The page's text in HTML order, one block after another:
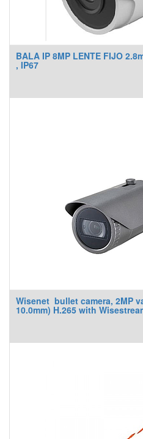
BALA IP 8MP LENTE FIJO
, IP67
Wisenet bullet camera, 2MP
10.0mm) H.265 with